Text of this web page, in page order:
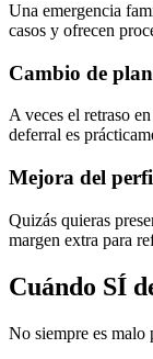
Una emergencia
casos y ofrecen
Cambio de
A veces el retraso
deferral es
Mejora del
Quizás quieras
margen extra para
Cuándo SÍ
No siempre es malo